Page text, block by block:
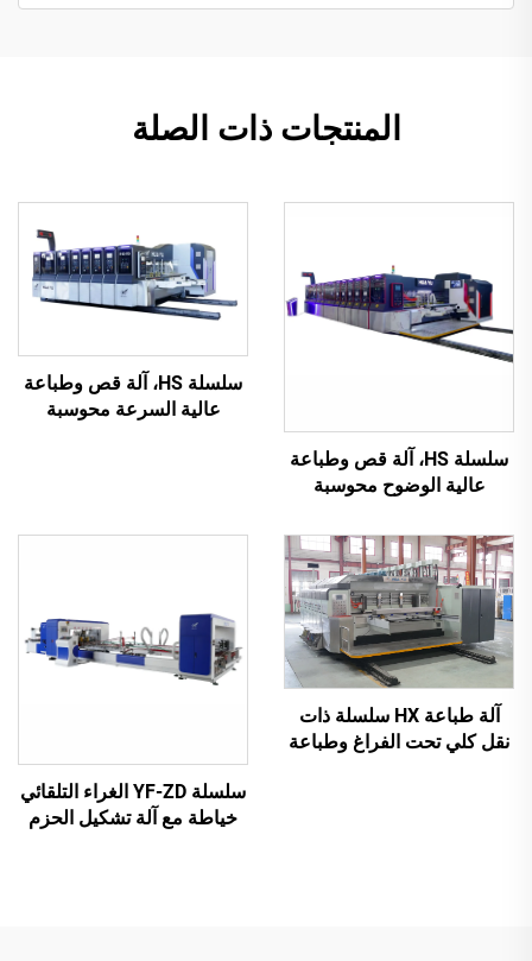
المنتجات ذات الصلة
سلسلة HS، آلة قص وطباعة
عالية الوضوح محوسبة
بالكامل (طباعة علوية بنقل
فراغي)
سلسلة HS، آلة قص وطباعة
عالية السرعة محوسبة
آلة طباعة HX سلسلة ذات
نقل كلي تحت الفراغ وطباعة
سلسلة YF-ZD الغراء التلقائي
خياطة مع آلة تشكيل الحزم